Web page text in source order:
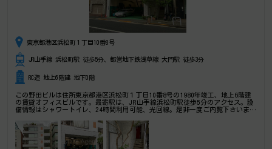
東京都港区浜松町１丁目10番8号
JR山手線 浜松町駅 徒歩5分、都営地下鉄浅草線 大門駅 徒歩3分
RC造 地上6階建 地下0階
この野田ビルは住所東京都港区浜松町１丁目10番8号の1980年竣工、地上6階建
の賃貸オフィスビルです。最寄駅は、JR山手線浜松町駅徒歩5分のアクセス。設
備情報はシャワートイレ、24時間利用可能、光回線。是非一度ご内覧下さいま
さい。